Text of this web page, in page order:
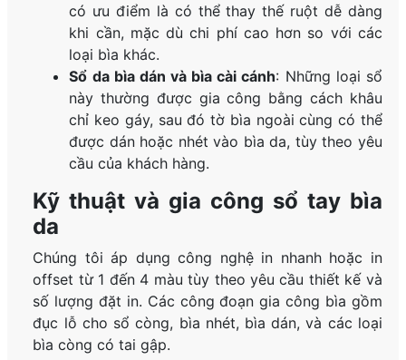
có ưu điểm là có thể thay thế ruột dễ dàng
khi cần, mặc dù chi phí cao hơn so với các
loại bìa khác.
Sổ da bìa dán và bìa cài cánh: Những loại sổ
này thường được gia công bằng cách khâu
chỉ keo gáy, sau đó tờ bìa ngoài cùng có thể
được dán hoặc nhét vào bìa da, tùy theo yêu
cầu của khách hàng.
Kỹ thuật và gia công sổ tay bìa
da
Chúng tôi áp dụng công nghệ in nhanh hoặc in
offset từ 1 đến 4 màu tùy theo yêu cầu thiết kế và
số lượng đặt in. Các công đoạn gia công bìa gồm
đục lỗ cho sổ còng, bìa nhét, bìa dán, và các loại
bìa còng có tai gập.